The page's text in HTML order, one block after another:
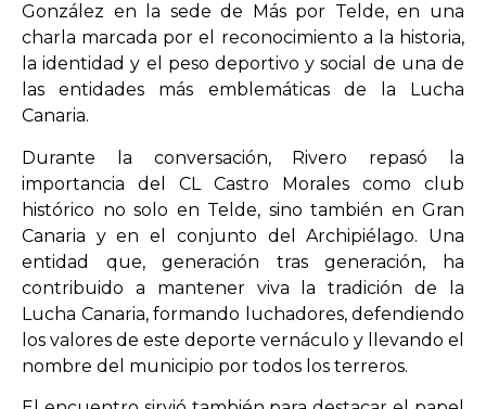
González en la sede de Más por Telde, en una
charla marcada por el reconocimiento a la historia,
la identidad y el peso deportivo y social de una de
las entidades más emblemáticas de la Lucha
Canaria.
Durante la conversación, Rivero repasó la
importancia del CL Castro Morales como club
histórico no solo en Telde, sino también en Gran
Canaria y en el conjunto del Archipiélago. Una
entidad que, generación tras generación, ha
contribuido a mantener viva la tradición de la
Lucha Canaria, formando luchadores, defendiendo
los valores de este deporte vernáculo y llevando el
nombre del municipio por todos los terreros.